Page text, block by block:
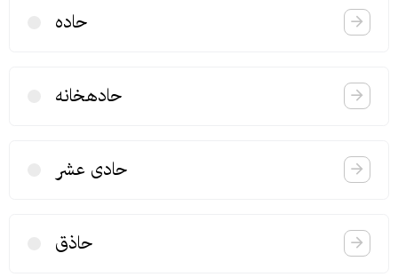
حاده
حادهخانه
حادی عشر
حاذق